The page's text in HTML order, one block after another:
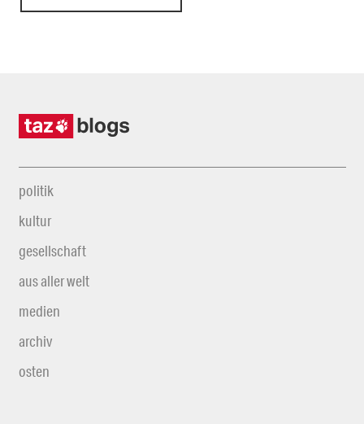
politik
kultur
gesellschaft
aus aller welt
medien
archiv
osten